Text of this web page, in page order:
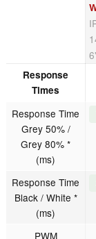
Response
Times
Response Time
Grey 50% /
Grey 80% *
(ms)
Response Time
Black / White *
(ms)
PWM